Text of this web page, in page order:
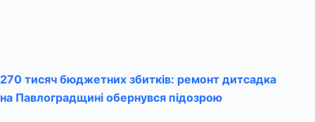
270 тисяч бюджетних збитків: ремонт дитсадка
на Павлоградщині обернувся підозрою